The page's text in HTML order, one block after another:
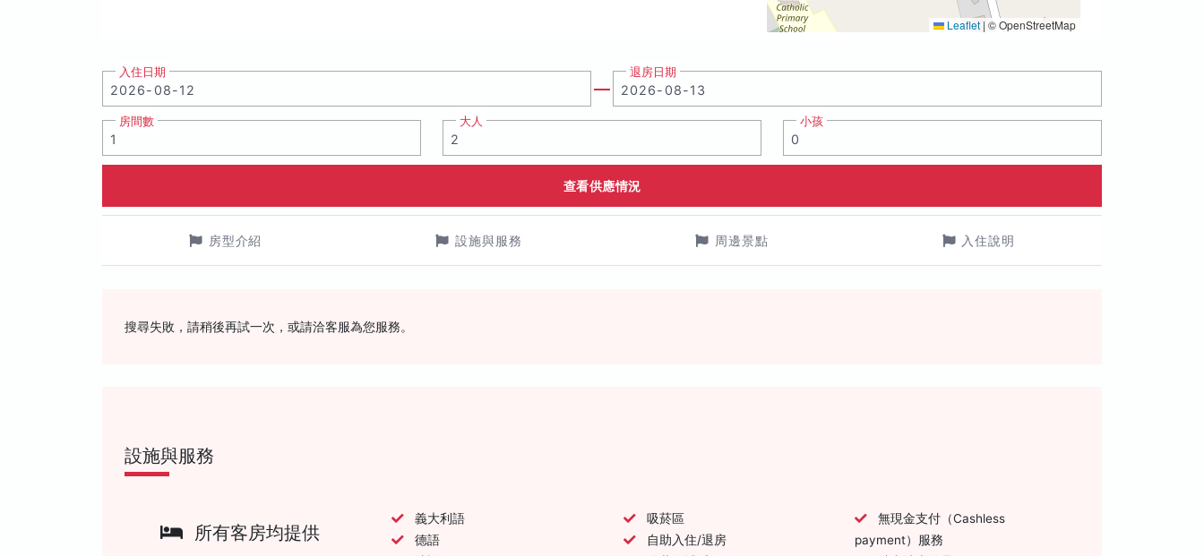
Leaflet | © OpenStreetMap
入住日期 退房日期
房間數 大人 小孩
查看供應情況
房型介紹 設施與服務 周邊景點 入住說明
搜尋失敗，請稍後再試一次，或請洽客服為您服務。
設施與服務
所有客房均提供
義大利語
德語
吸菸區
自助入住/退房
payment）服務